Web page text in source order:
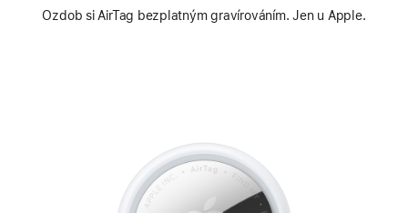
Ozdob si AirTag bezplatným gravírováním. Jen u Apple.